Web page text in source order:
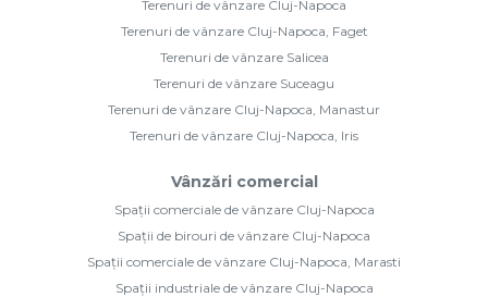
Terenuri de vânzare Cluj-Napoca
Terenuri de vânzare Cluj-Napoca, Faget
Terenuri de vânzare Salicea
Terenuri de vânzare Suceagu
Terenuri de vânzare Cluj-Napoca, Manastur
Terenuri de vânzare Cluj-Napoca, Iris
Vânzări comercial
Spații comerciale de vânzare Cluj-Napoca
Spații de birouri de vânzare Cluj-Napoca
Spații comerciale de vânzare Cluj-Napoca, Marasti
Spații industriale de vânzare Cluj-Napoca